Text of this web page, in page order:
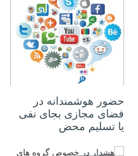
حضور هوشمندانه در
فضای مجازی بجای نفی
یا تسلیم محض